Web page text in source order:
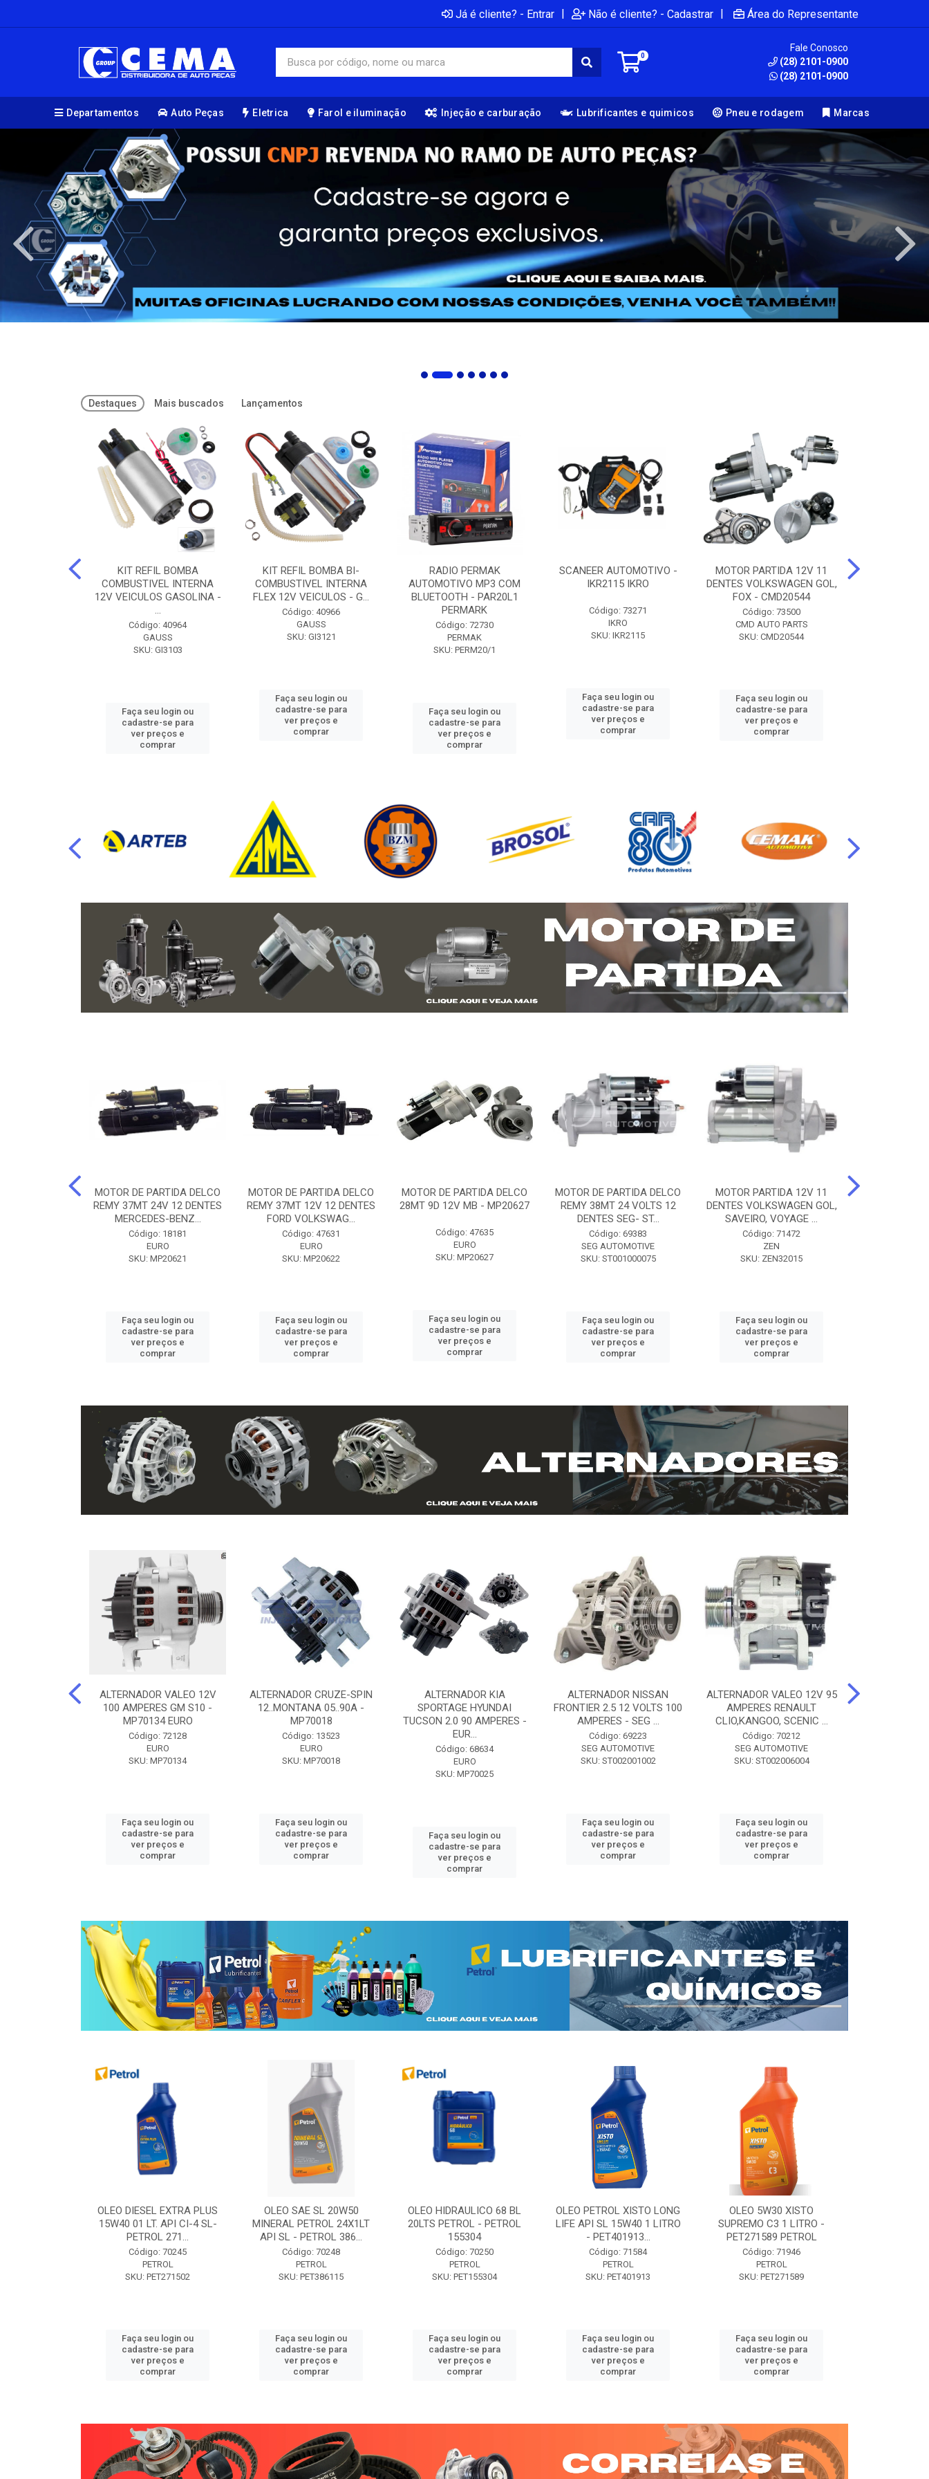
Já é cliente? - Entrar | Não é cliente? - Cadastrar | Área do Representante
0
Fale Conosco
(28) 2101-0900
(28) 2101-0900
Departamentos Auto Peças Eletrica Farol e iluminação Injeção e carburação Lubrificantes e quimicos Pneu e rodagem Marcas
Destaques Mais buscados Lançamentos
KIT REFIL BOMBA
COMBUSTIVEL INTERNA
12V VEICULOS GASOLINA -
...
Código: 40964
GAUSS
SKU: GI3103
Faça seu login ou
cadastre-se para
ver preços e
comprar
KIT REFIL BOMBA BI-
COMBUSTIVEL INTERNA
FLEX 12V VEICULOS - G...
Código: 40966
GAUSS
SKU: GI3121
Faça seu login ou
cadastre-se para
ver preços e
comprar
RADIO PERMAK
AUTOMOTIVO MP3 COM
BLUETOOTH - PAR20L1
PERMARK
Código: 72730
PERMAK
SKU: PERM20/1
Faça seu login ou
cadastre-se para
ver preços e
comprar
SCANEER AUTOMOTIVO -
IKR2115 IKRO
Código: 73271
IKRO
SKU: IKR2115
Faça seu login ou
cadastre-se para
ver preços e
comprar
MOTOR PARTIDA 12V 11
DENTES VOLKSWAGEN GOL,
FOX - CMD20544
Código: 73500
CMD AUTO PARTS
SKU: CMD20544
Faça seu login ou
cadastre-se para
ver preços e
comprar
MOTOR DE PARTIDA DELCO
REMY 37MT 24V 12 DENTES
MERCEDES-BENZ...
Código: 18181
EURO
SKU: MP20621
Faça seu login ou
cadastre-se para
ver preços e
comprar
MOTOR DE PARTIDA DELCO
REMY 37MT 12V 12 DENTES
FORD VOLKSWAG...
Código: 47631
EURO
SKU: MP20622
Faça seu login ou
cadastre-se para
ver preços e
comprar
MOTOR DE PARTIDA DELCO
28MT 9D 12V MB - MP20627
Código: 47635
EURO
SKU: MP20627
Faça seu login ou
cadastre-se para
ver preços e
comprar
MOTOR DE PARTIDA DELCO
REMY 38MT 24 VOLTS 12
DENTES SEG- ST...
Código: 69383
SEG AUTOMOTIVE
SKU: ST001000075
Faça seu login ou
cadastre-se para
ver preços e
comprar
MOTOR PARTIDA 12V 11
DENTES VOLKSWAGEN GOL,
SAVEIRO, VOYAGE ...
Código: 71472
ZEN
SKU: ZEN32015
Faça seu login ou
cadastre-se para
ver preços e
comprar
ALTERNADOR VALEO 12V
100 AMPERES GM S10 -
MP70134 EURO
Código: 72128
EURO
SKU: MP70134
Faça seu login ou
cadastre-se para
ver preços e
comprar
ALTERNADOR CRUZE-SPIN
12..MONTANA 05..90A -
MP70018
Código: 13523
EURO
SKU: MP70018
Faça seu login ou
cadastre-se para
ver preços e
comprar
ALTERNADOR KIA
SPORTAGE HYUNDAI
TUCSON 2.0 90 AMPERES -
EUR...
Código: 68634
EURO
SKU: MP70025
Faça seu login ou
cadastre-se para
ver preços e
comprar
ALTERNADOR NISSAN
FRONTIER 2.5 12 VOLTS 100
AMPERES - SEG ...
Código: 69223
SEG AUTOMOTIVE
SKU: ST002001002
Faça seu login ou
cadastre-se para
ver preços e
comprar
ALTERNADOR VALEO 12V 95
AMPERES RENAULT
CLIO,KANGOO, SCENIC ...
Código: 70212
SEG AUTOMOTIVE
SKU: ST002006004
Faça seu login ou
cadastre-se para
ver preços e
comprar
OLEO DIESEL EXTRA PLUS
15W40 01 LT. API CI-4 SL-
PETROL 271...
Código: 70245
PETROL
SKU: PET271502
Faça seu login ou
cadastre-se para
ver preços e
comprar
OLEO SAE SL 20W50
MINERAL PETROL 24X1LT
API SL - PETROL 386...
Código: 70248
PETROL
SKU: PET386115
Faça seu login ou
cadastre-se para
ver preços e
comprar
OLEO HIDRAULICO 68 BL
20LTS PETROL - PETROL
155304
Código: 70250
PETROL
SKU: PET155304
Faça seu login ou
cadastre-se para
ver preços e
comprar
OLEO PETROL XISTO LONG
LIFE API SL 15W40 1 LITRO
- PET401913...
Código: 71584
PETROL
SKU: PET401913
Faça seu login ou
cadastre-se para
ver preços e
comprar
OLEO 5W30 XISTO
SUPREMO C3 1 LITRO -
PET271589 PETROL
Código: 71946
PETROL
SKU: PET271589
Faça seu login ou
cadastre-se para
ver preços e
comprar